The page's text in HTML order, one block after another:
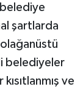
şartlarda
olağanüstü
belediyeler
ve